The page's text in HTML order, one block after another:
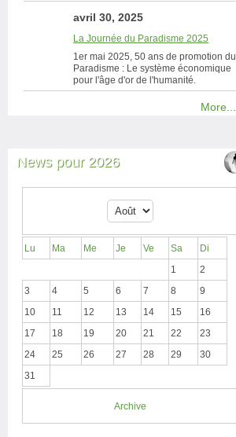
avril 30, 2025
La Journée du Paradisme 2025
1er mai 2025, 50 ans de promotion du
Paradisme : Le système économique
pour l'âge d'or de l'humanité.
More...
News pour 2026
Lu Ma Me Je Ve Sa
Di
1
2
3
4 5 6 7 8
9
10
11 12 13 14 15
16
17
18 19 20 21 22
23
24
25 26 27 28 29
30
31
Archive